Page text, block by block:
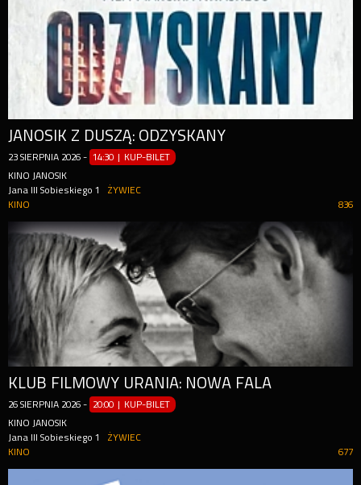
JANOSIK Z DUSZĄ: ODZYSKANY
23 SIERPNIA 2026 - 14:30 | KUP-BILET
KINO JANOSIK
Jana III Sobieskiego 1
ŻYWIEC
836
KINO
KLUB FILMOWY URANIA: NOWA FALA
26 SIERPNIA 2026 - 20:00 | KUP-BILET
KINO JANOSIK
Jana III Sobieskiego 1
ŻYWIEC
677
KINO